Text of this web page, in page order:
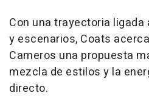
Con una trayectoria
y escenarios, Coats
Cameros una propuesta
mezcla de estilos y la
directo.